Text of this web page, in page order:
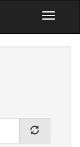
Toggle